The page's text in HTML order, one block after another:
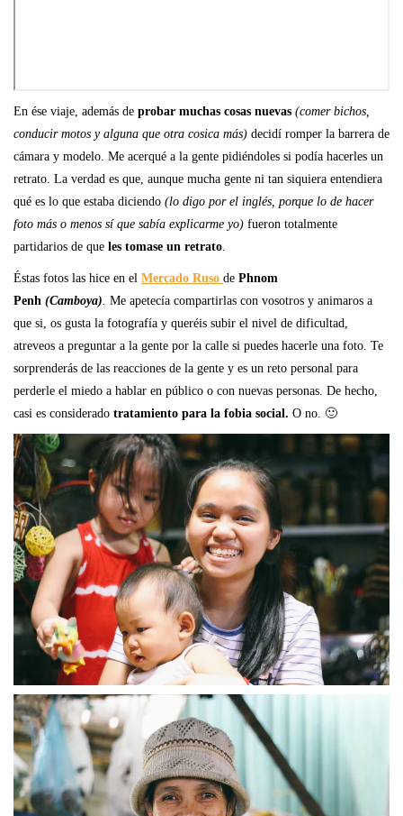
En ése viaje, además de probar muchas cosas nuevas (comer bichos,
conducir motos y alguna que otra cosica más) decidí romper la barrera de
cámara y modelo. Me acerqué a la gente pidiéndoles si podía hacerles un
retrato. La verdad es que, aunque mucha gente ni tan siquiera entendiera
qué es lo que estaba diciendo (lo digo por el inglés, porque lo de hacer
foto más o menos sí que sabía explicarme yo) fueron totalmente
partidarios de que les tomase un retrato.
Éstas fotos las hice en el Mercado Ruso de Phnom
Penh (Camboya). Me apetecía compartirlas con vosotros y animaros a
que si, os gusta la fotografía y queréis subir el nivel de dificultad,
atreveos a preguntar a la gente por la calle si puedes hacerle una foto. Te
sorprenderás de las reacciones de la gente y es un reto personal para
perderle el miedo a hablar en público o con nuevas personas. De hecho,
casi es considerado tratamiento para la fobia social. O no. 🙂